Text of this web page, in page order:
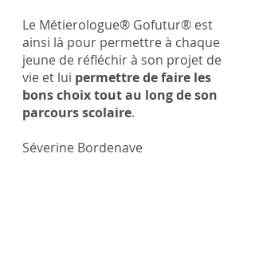
Le Métierologue® Gofutur® est
ainsi là pour permettre à chaque
jeune de réfléchir à son projet de
vie et lui permettre de faire les
bons choix tout au long de son
parcours scolaire.
Séverine Bordenave